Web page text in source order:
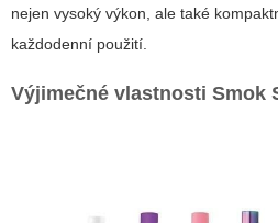
nejen vysoký výkon, ale také
každodenní použití.
Výjimečné vlastnosti Smok